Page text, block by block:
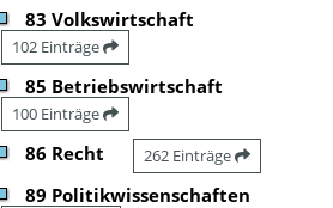
83 Volkswirtschaft
102 Einträge
85 Betriebswirtschaft
100 Einträge
86 Recht 262 Einträge
89 Politikwissenschaften